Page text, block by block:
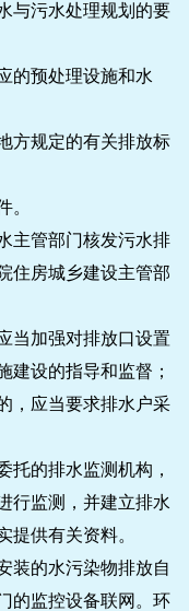
污水处理规划的要
预处理设施和水
规定的有关排放标
管部门核发污水排
住房城乡建设主管部
当加强对排放口设置
建设的指导和监督；
，应当要求排水户采
的排水监测机构，
行监测，并建立排水
提供有关资料。
的水污染物排放自
的监控设备联网。环